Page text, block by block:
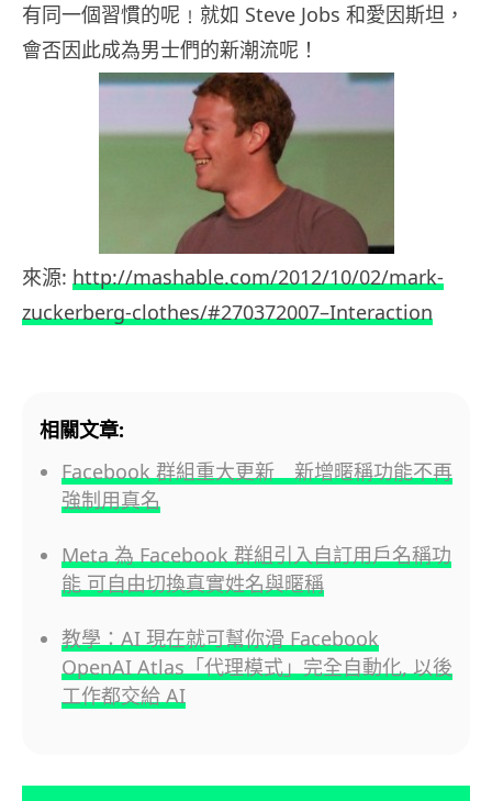
有同一個習慣的呢﹗就如 Steve Jobs 和愛因斯坦，
會否因此成為男士們的新潮流呢！
來源: http://mashable.com/2012/10/02/mark-
zuckerberg-clothes/#270372007–Interaction
相關文章:
Facebook 群組重大更新 新增暱稱功能不再
強制用真名
Meta 為 Facebook 群組引入自訂用戶名稱功
能 可自由切換真實姓名與暱稱
教學：AI 現在就可幫你滑 Facebook
OpenAI Atlas「代理模式」完全自動化, 以後
工作都交給 AI